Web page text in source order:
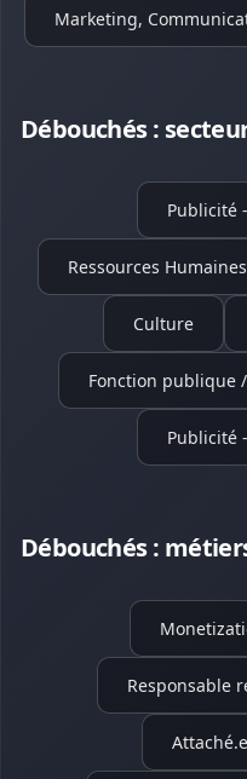
Marketing,
Débouchés :
Publicité
Ressources Humaines
Culture
Fonction publique
Publicité
Débouchés :
Responsable